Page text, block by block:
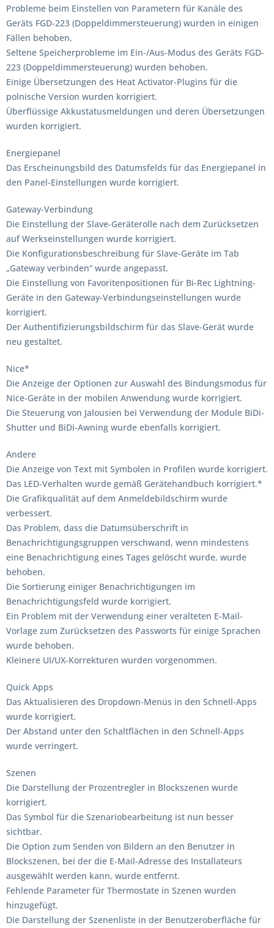
Probleme beim Einstellen von Parametern für Kanäle des
Geräts FGD-223 (Doppeldimmersteuerung) wurden in einigen
Fällen behoben.
Seltene Speicherprobleme im Ein-/Aus-Modus des Geräts FGD-
223 (Doppeldimmersteuerung) wurden behoben.
Einige Übersetzungen des Heat Activator-Plugins für die
polnische Version wurden korrigiert.
Überflüssige Akkustatusmeldungen und deren Übersetzungen
wurden korrigiert.
Energiepanel
Das Erscheinungsbild des Datumsfelds für das Energiepanel in
den Panel-Einstellungen wurde korrigiert.
Gateway-Verbindung
Die Einstellung der Slave-Geräterolle nach dem Zurücksetzen
auf Werkseinstellungen wurde korrigiert.
Die Konfigurationsbeschreibung für Slave-Geräte im Tab
„Gateway verbinden“ wurde angepasst.
Die Einstellung von Favoritenpositionen für Bi-Rec Lightning-
Geräte in den Gateway-Verbindungseinstellungen wurde
korrigiert.
Der Authentifizierungsbildschirm für das Slave-Gerät wurde
neu gestaltet.
Nice*
Die Anzeige der Optionen zur Auswahl des Bindungsmodus für
Nice-Geräte in der mobilen Anwendung wurde korrigiert.
Die Steuerung von Jalousien bei Verwendung der Module BiDi-
Shutter und BiDi-Awning wurde ebenfalls korrigiert.
Andere
Die Anzeige von Text mit Symbolen in Profilen wurde korrigiert.
Das LED-Verhalten wurde gemäß Gerätehandbuch korrigiert.*
Die Grafikqualität auf dem Anmeldebildschirm wurde
verbessert.
Das Problem, dass die Datumsüberschrift in
Benachrichtigungsgruppen verschwand, wenn mindestens
eine Benachrichtigung eines Tages gelöscht wurde, wurde
behoben.
Die Sortierung einiger Benachrichtigungen im
Benachrichtigungsfeld wurde korrigiert.
Ein Problem mit der Verwendung einer veralteten E-Mail-
Vorlage zum Zurücksetzen des Passworts für einige Sprachen
wurde behoben.
Kleinere UI/UX-Korrekturen wurden vorgenommen.
Quick Apps
Das Aktualisieren des Dropdown-Menüs in den Schnell-Apps
wurde korrigiert.
Der Abstand unter den Schaltflächen in den Schnell-Apps
wurde verringert.
Szenen
Die Darstellung der Prozentregler in Blockszenen wurde
korrigiert.
Das Symbol für die Szenariobearbeitung ist nun besser
sichtbar.
Die Option zum Senden von Bildern an den Benutzer in
Blockszenen, bei der die E-Mail-Adresse des Installateurs
ausgewählt werden kann, wurde entfernt.
Fehlende Parameter für Thermostate in Szenen wurden
hinzugefügt.
Die Darstellung der Szenenliste in der Benutzeroberfläche für